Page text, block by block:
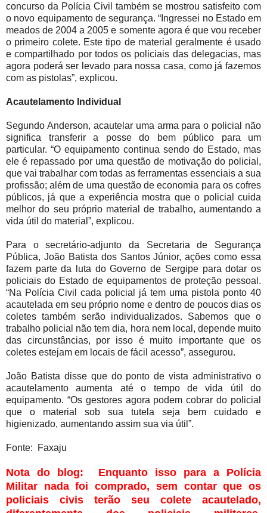
concurso da Polícia Civil também se mostrou satisfeito com
o novo equipamento de segurança. “Ingressei no Estado em
meados de 2004 a 2005 e somente agora é que vou receber
o primeiro colete. Este tipo de material geralmente é usado
e compartilhado por todos os policiais das delegacias, mas
agora poderá ser levado para nossa casa, como já fazemos
com as pistolas”, explicou.
Acautelamento Individual
Segundo Anderson, acautelar uma arma para o policial não
significa transferir a posse do bem público para um
particular. “O equipamento continua sendo do Estado, mas
ele é repassado por uma questão de motivação do policial,
que vai trabalhar com todas as ferramentas essenciais a sua
profissão; além de uma questão de economia para os cofres
públicos, já que a experiência mostra que o policial cuida
melhor do seu próprio material de trabalho, aumentando a
vida útil do material”, explicou.
Para o secretário-adjunto da Secretaria de Segurança
Pública, João Batista dos Santos Júnior, ações como essa
fazem parte da luta do Governo de Sergipe para dotar os
policiais do Estado de equipamentos de proteção pessoal.
“Na Polícia Civil cada policial já tem uma pistola ponto 40
acautelada em seu próprio nome e dentro de poucos dias os
coletes também serão individualizados. Sabemos que o
trabalho policial não tem dia, hora nem local, depende muito
das circunstâncias, por isso é muito importante que os
coletes estejam em locais de fácil acesso”, assegurou.
João Batista disse que do ponto de vista administrativo o
acautelamento aumenta até o tempo de vida útil do
equipamento. “Os gestores agora podem cobrar do policial
que o material sob sua tutela seja bem cuidado e
higienizado, aumentando assim sua via útil”.
Fonte: Faxaju
Nota do blog: Enquanto isso para a Polícia
Militar nada foi comprado, sem contar que os
policiais civis terão seu colete acautelado,